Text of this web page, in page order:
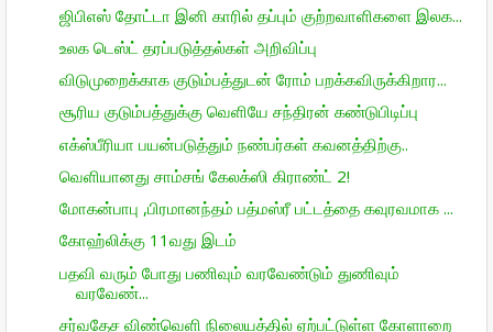
ஜிபிஎஸ் தோட்டா இனி காரில் தப்பும் குற்றவாளிகளை இலக...
உலக டெஸ்ட் தரப்படுத்தல்கள் அறிவிப்பு
விடுமுறைக்காக குடும்பத்துடன் ரோம் பறக்கவிருக்கிறார...
சூரிய குடும்பத்துக்கு வெளியே சந்திரன் கண்டுபிடிப்பு
எக்ஸ்பீரியா பயன்படுத்தும் நண்பர்கள் கவனத்திற்கு..
வெளியானது சாம்சங் கேலக்ஸி கிராண்ட் 2!
மோகன்பாபு ,பிரமானந்தம் பத்மஸ்ரீ பட்டத்தை கவுரவமாக ...
கோஹ்லிக்கு 11வது இடம்
பதவி வரும் போது பணிவும் வரவேண்டும் துணிவும்
வரவேண்...
சர்வதேச விண்வெளி நிலையத்தில் ஏற்பட்டுள்ள கோளாறை